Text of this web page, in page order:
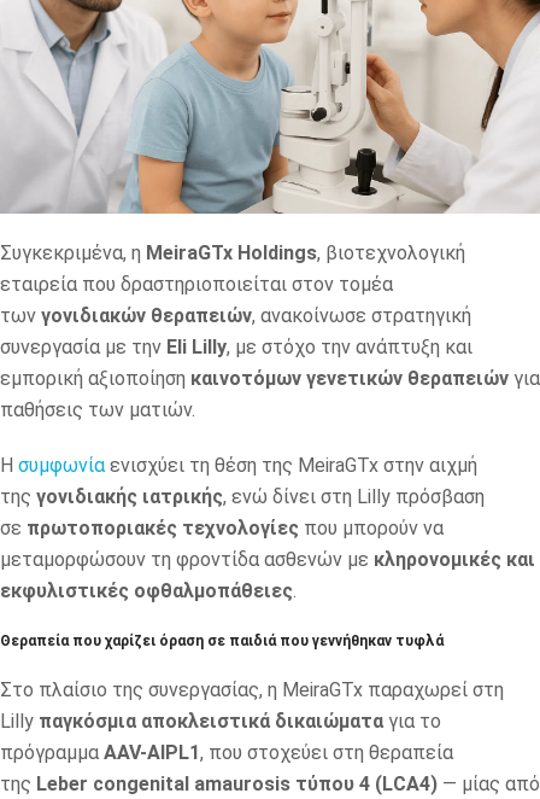
Συγκεκριμένα, η MeiraGTx Holdings, βιοτεχνολογική
εταιρεία που δραστηριοποιείται στον τομέα
των γονιδιακών θεραπειών, ανακοίνωσε στρατηγική
συνεργασία με την Eli Lilly, με στόχο την ανάπτυξη και
εμπορική αξιοποίηση καινοτόμων γενετικών θεραπειών για
παθήσεις των ματιών.
Η συμφωνία ενισχύει τη θέση της MeiraGTx στην αιχμή
της γονιδιακής ιατρικής, ενώ δίνει στη Lilly πρόσβαση
σε πρωτοποριακές τεχνολογίες που μπορούν να
μεταμορφώσουν τη φροντίδα ασθενών με κληρονομικές και
εκφυλιστικές οφθαλμοπάθειες
Θεραπεία που χαρίζει όραση σε παιδιά που γεννήθηκαν τυφλά
Στο πλαίσιο της συνεργασίας, η MeiraGTx παραχωρεί στη
Lilly παγκόσμια αποκλειστικά δικαιώματα για το
πρόγραμμα AAV-AIPL1, που στοχεύει στη θεραπεία
της Leber congenital amaurosis τύπου 4 (LCA4) — μίας από